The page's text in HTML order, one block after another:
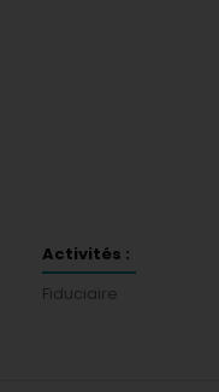
Activités :
Fiduciaire